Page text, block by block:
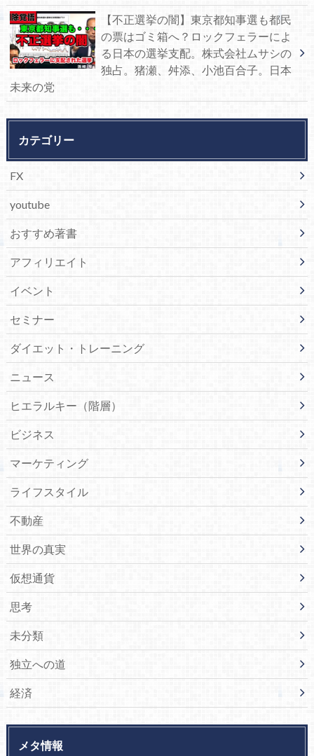
【不正選挙の闇】東京都知事選も都民
の票はゴミ箱へ？ロックフェラーによ
る日本の選挙支配。株式会社ムサシの
独占。猪瀬、舛添、小池百合子。日本
未来の党
カテゴリー
FX
youtube
おすすめ著書
アフィリエイト
イベント
セミナー
ダイエット・トレーニング
ニュース
ヒエラルキー（階層）
ビジネス
マーケティング
ライフスタイル
不動産
世界の真実
仮想通貨
思考
未分類
独立への道
経済
メタ情報